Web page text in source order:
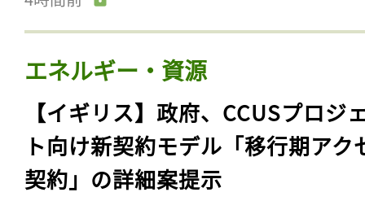
エネルギー・資源
【イギリス】政府、CCUSプロジ
ト向け新契約モデル「移行期アク
契約」の詳細案提示